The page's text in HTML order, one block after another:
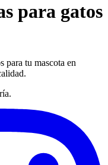
para gatos
para tu mascota en